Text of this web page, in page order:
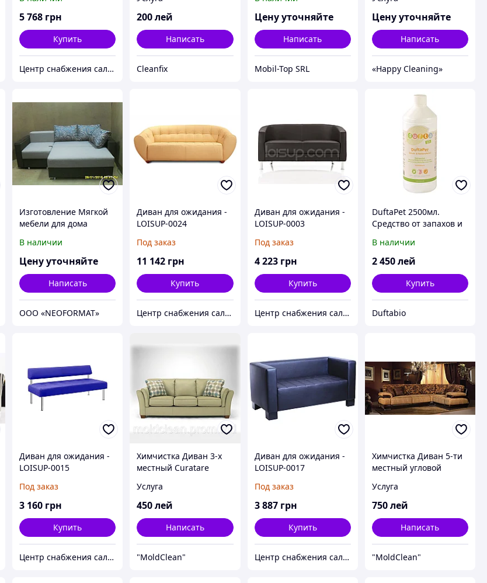
5 768 грн
Купить
Центр снабжения салонов красоты DenIC
200лей
Написать
Cleanfix
Цену уточняйте
Написать
Mobil-Top SRL
Цену уточняйте
Написать
«Happy Cleaning»
Изготовление Мягкой
мебели для дома
В наличии
Цену уточняйте
Написать
OOO «NEOFORMAT»
Диван для ожидания -
LOISUP-0024
Под заказ
11 142 грн
Купить
Центр снабжения салонов красоты DenIC
Диван для ожидания -
LOISUP-0003
Под заказ
4 223 грн
Купить
Центр снабжения салонов красоты DenIC
DuftaPet 2500мл.
Средство от запахов и
В наличии
2 450лей
Купить
Duftabio
Диван для ожидания -
LOISUP-0015
Под заказ
3 160 грн
Купить
Центр снабжения салонов красоты DenIC
Химчистка Диван 3-х
местный Curatare
locuri Chisinau
Услуга
450лей
Написать
"MoldClean"
Диван для ожидания -
LOISUP-0017
Под заказ
3 887 грн
Купить
Центр снабжения салонов красоты DenIC
Химчистка Диван 5-ти
местный угловой
canapea 5 locuri
Chisinau
Услуга
750лей
Написать
"MoldClean"